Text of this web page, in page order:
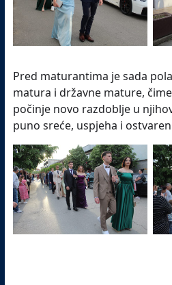
Pred maturantima je sada
matura i državne mature,
počinje novo razdoblje u
puno sreće, uspjeha i